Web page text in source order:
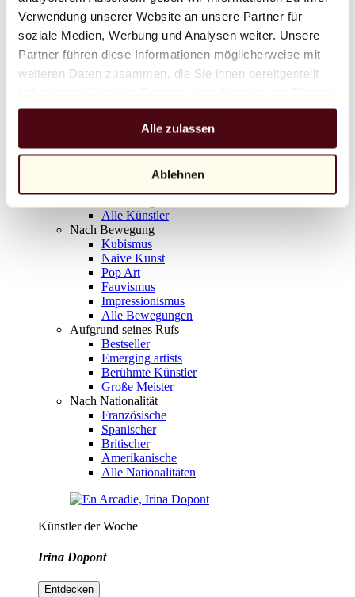
Verwendung unserer Website an unsere Partner für
soziale Medien, Werbung und Analysen weiter. Unsere
Partner führen diese Informationen möglicherweise mit
weiteren Daten zusammen, die Sie ihnen bereitgestellt
gesammelt haben.
Alle zulassen
Ablehnen
Balloon Dog (Orange)
Jeff Koons
10.000 €
Entdecken
Alle Bildhauer
Alle Fotografen
Alle Künstler
Nach Bewegung
Kubismus
Naive Kunst
Pop Art
Fauvismus
Impressionismus
Alle Bewegungen
Aufgrund seines Rufs
Bestseller
Emerging artists
Berühmte Künstler
Große Meister
Nach Nationalität
Französische
Spanischer
Britischer
Amerikanische
Alle Nationalitäten
Künstler der Woche
Irina Dopont
Entdecken